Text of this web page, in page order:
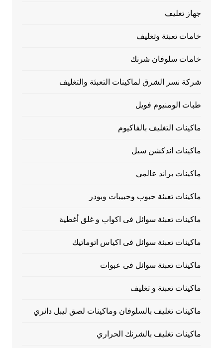
جهاز تغليف
خامات تعبئة وتغليف
خامات سلوفان شرنك
شركة نسر الشرق لماكينات التعبئة والتغليف
طبات الومنيوم فويل
ماكينات التغليف بالفاكيوم
ماكينات اندكشن سيل
ماكينات براند عالمي
ماكينات تعبئة حبوب وحبيبات وبودر
ماكينات تعبئة سوائل فى اكواب و غلق أغطية
ماكينات تعبئة سوائل فى اكياس اتوماتيك
ماكينات تعبئة سوائل فى عبوات
ماكينات تعبئة و تغليف
ماكينات تغليف بالسلوفان وماكينات لصق ليبل دائري
ماكينات تغليف بالشرنك الحراري